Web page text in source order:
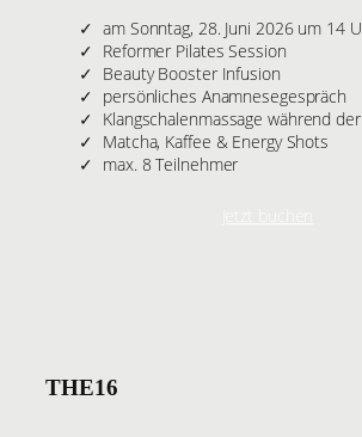
am Sonntag, 28. Juni 2026 um 14
Reformer Pilates Session
Beauty Booster Infusion
persönliches Anamnesegespräch
Klangschalenmassage während
Matcha, Kaffee & Energy Shots
max. 8 Teilnehmer
THE16